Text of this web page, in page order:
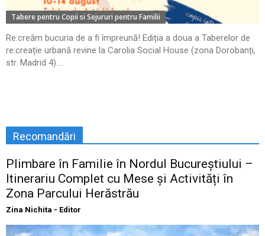
Tabere pentru Copii si Sejururi pentru Familii
Re:creăm bucuria de a fi împreună! Ediția a doua a Taberelor de
re:creație urbană revine la Carolia Social House (zona Dorobanți,
str. Madrid 4)....
Recomandări
Plimbare în Familie în Nordul Bucureștiului –
Itinerariu Complet cu Mese și Activități în
Zona Parcului Herăstrău
Zina Nichita - Editor